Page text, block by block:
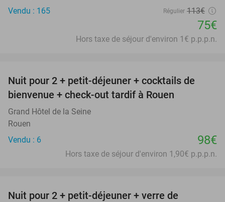
Vendu : 165
Régulier 113€
75€
Hors taxe de séjour d'environ 1€ p.p.p.n.
Nuit pour 2 + petit-déjeuner + cocktails de
bienvenue + check-out tardif à Rouen
Grand Hôtel de la Seine
Rouen
Vendu : 6
98€
Hors taxe de séjour d'environ 1,90€ p.p.p.n.
Nuit pour 2 + petit-déjeuner + verre de